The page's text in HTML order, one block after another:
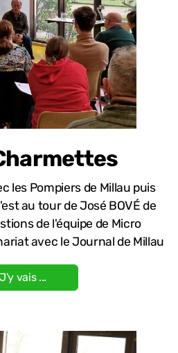
les Pompiers de Millau puis
au tour de José BOVÉ de
de l'équipe de Micro
avec le Journal de Millau
J'y vais ...